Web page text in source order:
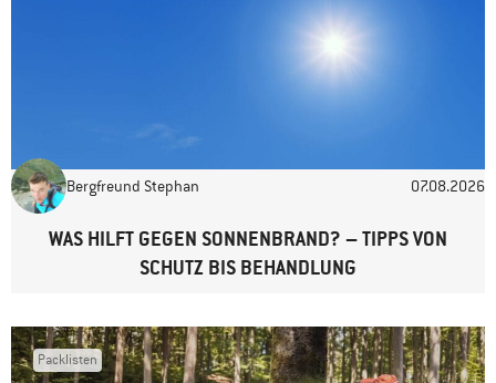
Website
Bergfreund Stephan 07.08.2026
WAS HILFT GEGEN SONNENBRAND? – TIPPS VON
SCHUTZ BIS BEHANDLUNG
Packlisten